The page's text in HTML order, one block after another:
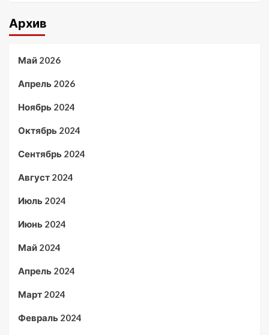
Архив
Май 2026
Апрель 2026
Ноябрь 2024
Октябрь 2024
Сентябрь 2024
Август 2024
Июль 2024
Июнь 2024
Май 2024
Апрель 2024
Март 2024
Февраль 2024